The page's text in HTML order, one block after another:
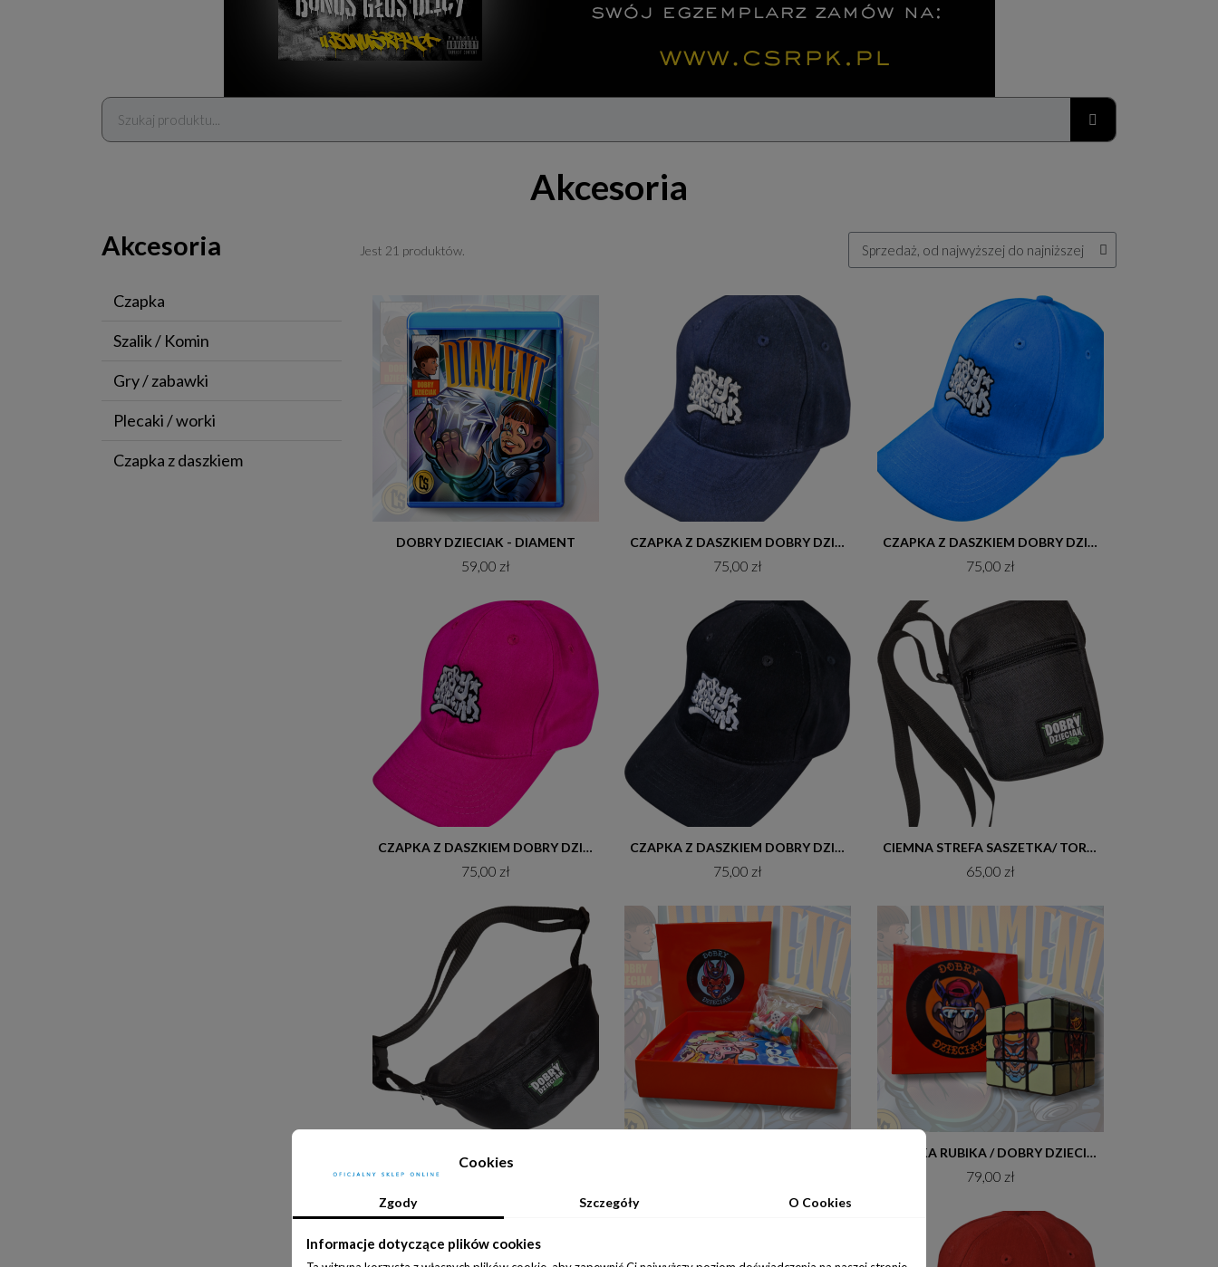
Akcesoria
Akcesoria
Czapka
Szalik / Komin
Gry / zabawki
Plecaki / worki
Czapka z daszkiem
Jest 21 produktów.
Do koszyka
DOBRY DZIECIAK - DIAMENT
59,00 zł
Do koszyka CZAPKA Z DASZKIEM DOBRY DZIECIAK GRAFFITI GRANAT
75,00 zł
Do koszyka CZAPKA Z DASZKIEM DOBRY DZIECIAK GRAFFITI TURKUS
75,00 zł
Do koszyka CZAPKA Z DASZKIEM DOBRY DZIECIAK GRAFFITI FUKSJA
75,00 zł
Do koszyka CZAPKA Z DASZKIEM DOBRY DZIECIAK GRAFFITI CZARNA
75,00 zł
Do koszyka CIEMNA STREFA SASZETKA/ TOREBKA MINI DOBRY DZIECIAK
65,00 zł
Do koszyka KOSTKA RUBIKA / DOBRY DZIECIAK ANIMALS
79,00 zł
Cookies
Zgody Szczegóły O Cookies
Informacje dotyczące plików cookies